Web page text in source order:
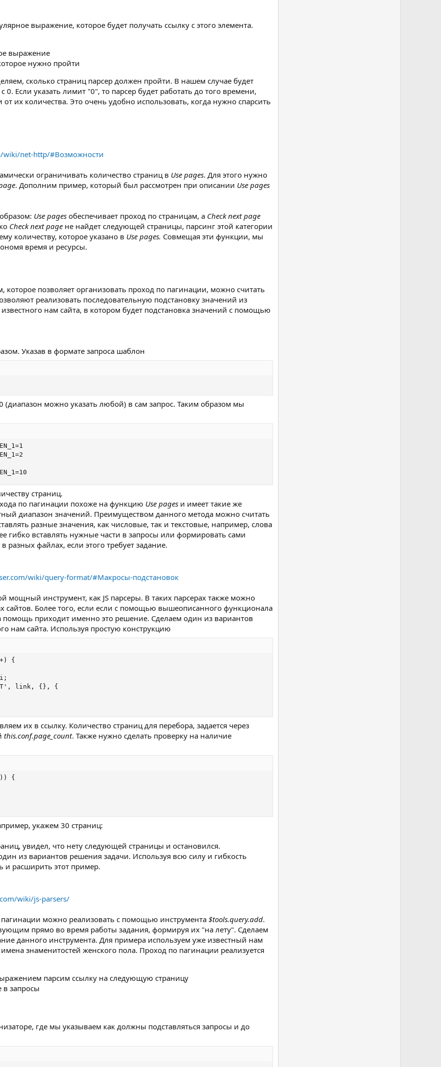
выражение, которое будет получать ссылку с этого элемента.
выражение
нужно пройти
сколько страниц парсер должен пройти. В нашем случае будет
0. Если указать лимит "0", то парсер будет работать до того времени,
их количества. Это очень удобно использовать, когда нужно спарсить
wiki/net-http/#Возможности
ограничивать количество страниц в Use pages. Для этого нужно
. Дополним пример, который был рассмотрен при описании Use pages
Use pages обеспечивает проход по страницам, а Check next page
Check next page не найдет следующей страницы, парсинг этой категории
количеству, которое указано в Use pages. Совмещая эти функции, мы
время и ресурсы.
позволяет организовать проход по пагинации, можно считать
реализовать последовательную подстановку значений из
нам сайта, в котором будет подстановка значений с помощью
Указав в формате запроса шаблон
можно указать любой) в сам запрос. Таким образом мы
страниц.
по пагинации похоже на функцию Use pages и имеет такие же
диапазон значений. Преимуществом данного метода можно считать
разные значения, как числовые, так и текстовые, например, слова
вставлять нужные части в запросы или формировать сами
разных файлах, если этого требует задание.
wiki/query-format/#Макросы-подстановок
мощный инструмент, как JS парсеры. В таких парсерах также можно
сайтов. Более того, если если с помощью вышеописанного функционала
помощь приходит именно это решение. Сделаем один из вариантов
нам сайта. Используя простую конструкцию
{
link, {}, {
их в ссылку. Количество страниц для перебора, задается через
this.conf.page_count. Также нужно сделать проверку на наличие
{
укажем 30 страниц:
увидел, что нету следующей страницы и остановился.
из вариантов решения задачи. Используя всю силу и гибкость
и расширить этот пример.
wiki/js-parsers/
можно реализовать с помощью инструмента $tools.query.add.
прямо во время работы задания, формируя их "на лету". Сделаем
данного инструмента. Для примера используем уже известный нам
знаменитостей женского пола. Проход по пагинации реализуется
парсим ссылку на следующую страницу
в запросы
где мы указываем как должны подставляться запросы и до